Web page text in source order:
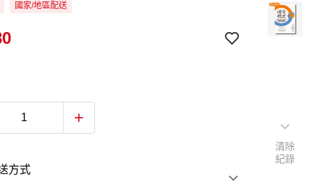
國家/地區配送
方式
清除
紀錄